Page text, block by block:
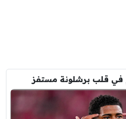
في قلب برشلونة مستفز